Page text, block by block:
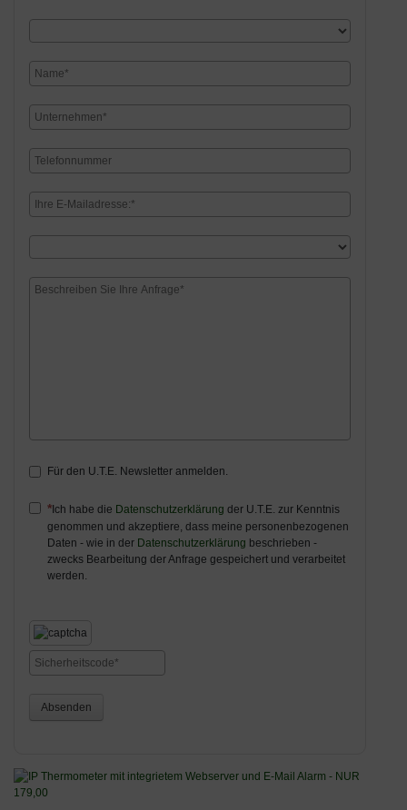
Für den U.T.E. Newsletter anmelden.
Ich habe die Datenschutzerklärung der U.T.E. zur Kenntnis
genommen und akzeptiere, dass meine personenbezogenen
Daten - wie in der Datenschutzerklärung beschrieben -
zwecks Bearbeitung der Anfrage gespeichert und verarbeitet
werden.
Absenden